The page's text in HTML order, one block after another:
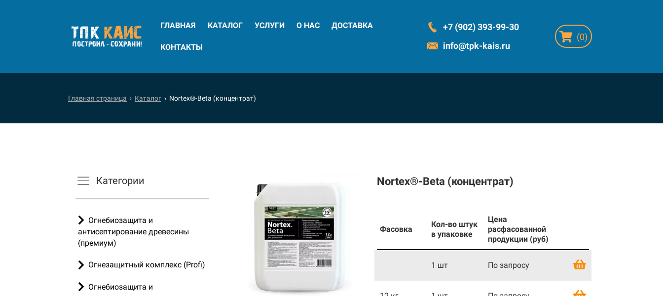
ГЛАВНАЯ КАТАЛОГ УСЛУГИ О НАС ДОСТАВКА
КОНТАКТЫ
+7 (902) 393-99-30
info@tpk-kais.ru
(0)
Главная страница › Каталог › Nortex®-Beta (концентрат)
Категории
Огнебиозащита и
антисептирование древесины
(премиум)
Огнезащитный комплекс (Profi)
Огнебиозащита и
Nortex®-Beta (концентрат)
Фасовка
Кол-во штук
в упаковке
Цена
расфасованной
продукции (руб)
1 шт По запросу